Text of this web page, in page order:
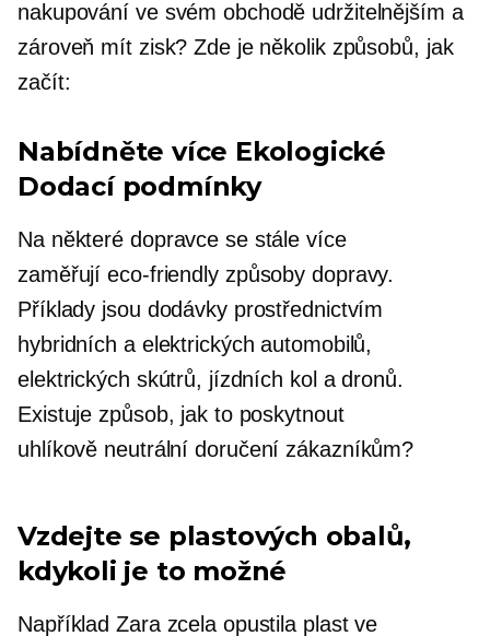
nakupování ve svém obchodě udržitelnějším a
zároveň mít zisk? Zde je několik způsobů, jak
začít:
Nabídněte více Ekologické
Dodací podmínky
Na některé dopravce se stále více
zaměřujíeco-friendlyzpůsoby dopravy.
Příklady jsou dodávky prostřednictvím
hybridních a elektrických automobilů,
elektrických skútrů, jízdních kol a dronů.
Existuje způsob, jak to poskytnout
uhlíkově neutrální doručení zákazníkům?
Vzdejte se plastových obalů,
kdykoli je to možné
Například Zara zcela opustila plast ve